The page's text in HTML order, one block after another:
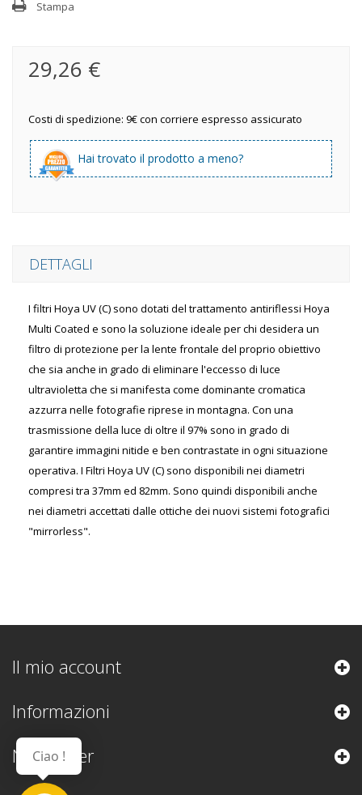
Stampa
29,26 €
Costi di spedizione: 9€ con corriere espresso assicurato
Hai trovato il prodotto a meno?
DETTAGLI
I filtri Hoya UV (C) sono dotati del trattamento antiriflessi Hoya
Multi Coated e sono la soluzione ideale per chi desidera un
filtro di protezione per la lente frontale del proprio obiettivo
che sia anche in grado di eliminare l'eccesso di luce
ultravioletta che si manifesta come dominante cromatica
azzurra nelle fotografie riprese in montagna. Con una
trasmissione della luce di oltre il 97% sono in grado di
garantire immagini nitide e ben contrastate in ogni situazione
operativa. I Filtri Hoya UV (C) sono disponibili nei diametri
compresi tra 37mm ed 82mm. Sono quindi disponibili anche
nei diametri accettati dalle ottiche dei nuovi sistemi fotografici
"mirrorless".
Il mio account
Informazioni
Newsletter
Ciao !